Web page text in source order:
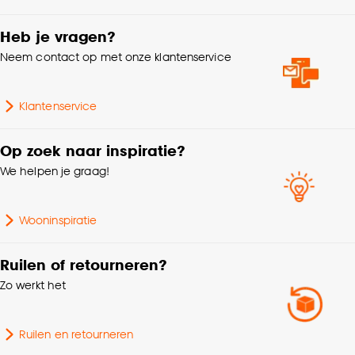
kan aanpassen, bekijk hiervoor onze
cookieverklaring
1.3 CM
Breedte
Heb je vragen?
Neem contact op met onze klantenservice
Klantenservice
Op zoek naar inspiratie?
We helpen je graag!
Wooninspiratie
Ruilen of retourneren?
Zo werkt het
Ruilen en retourneren